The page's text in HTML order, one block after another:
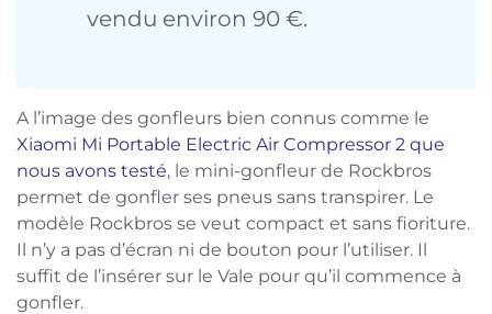
vendu environ 90 €.
A l’image des gonfleurs bien connus comme le
Xiaomi Mi Portable Electric Air Compressor 2 que
nous avons testé, le mini-gonfleur de Rockbros
permet de gonfler ses pneus sans transpirer. Le
modèle Rockbros se veut compact et sans fioriture.
Il n’y a pas d’écran ni de bouton pour l’utiliser. Il
suffit de l’insérer sur le Vale pour qu’il commence à
gonfler.